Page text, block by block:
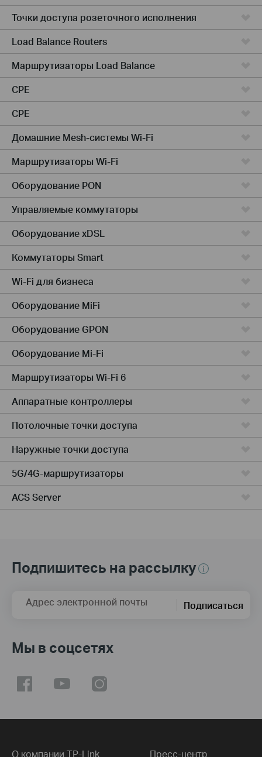
Точки доступа розеточного исполнения
Load Balance Routers
Маршрутизаторы Load Balance
CPE
CPE
Домашние Mesh-системы Wi-Fi
Маршрутизаторы Wi-Fi
Оборудование PON
Управляемые коммутаторы
Оборудование xDSL
Коммутаторы Smart
Wi-Fi для бизнеса
Оборудование MiFi
Оборудование GPON
Оборудование Mi-Fi
Маршрутизаторы Wi-Fi 6
Аппаратные контроллеры
Потолочные точки доступа
Наружные точки доступа
5G/4G-маршрутизаторы
ACS Server
Подпишитесь на рассылку
Адрес электронной почты Подписаться
Мы в соцсетях
О компании TP-Link Пресс-центр